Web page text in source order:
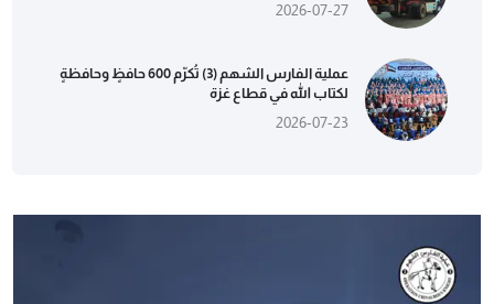
2026-07-27
عملية الفارس الشهم (3) تُكرّم 600 حافظٍ وحافظةٍ
لكتاب الله في قطاع غزة
2026-07-23